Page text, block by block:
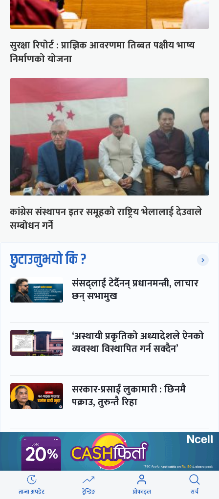
सुरक्षा रिपोर्ट : प्राज्ञिक आवरणमा तिब्बत पक्षीय भाष्य
निर्माणको योजना
कांग्रेस संस्थापन इतर समूहको राष्ट्रिय भेलालाई देउवाले
सम्बोधन गर्ने
छुटाउनुभयो कि ?
संसद्लाई टेर्दैनन् प्रधानमन्त्री, लाचार
छन् सभामुख
‘अस्थायी प्रकृतिको अध्यादेशले ऐनको
व्यवस्था विस्थापित गर्न सक्दैन’
सरकार-प्रसाईं लुकामारी : छिनमै
पक्राउ, तुरुन्तै रिहा
‘कामचलाउ’ नेतृत्वले थलियो स्वास्थ्य
क्षेत्र
ताजा अपडेट ट्रेन्डिङ प्रोफाइल सर्च